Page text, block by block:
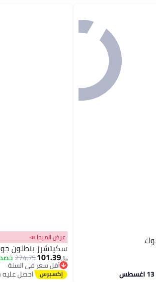
عرض الميجا 📣
سكيتشرز بنطلون
﷼‏101.39
274.75خصم
أقل سعر في السنة
أقل سعر في السنة
احصل عليه